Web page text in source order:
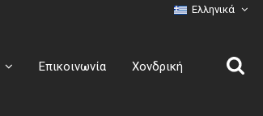
Ελληνικά
Επικοινωνία Χονδρική